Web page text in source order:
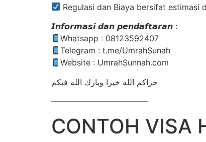
Regulasi dan Biaya bersifat estimasi
𝙄𝙣𝙛𝙤𝙧𝙢𝙖𝙨𝙞 𝙙𝙖𝙣 𝙥𝙚𝙣𝙙𝙖𝙛𝙩𝙖𝙧𝙖𝙣 :
Whatsapp : 08123592407
Telegram : t.me/UmrahSunah
Website : UmrahSunnah.com
جزاكم الله خيرا وبارك الله فيكم
————————————
CONTOH VISA